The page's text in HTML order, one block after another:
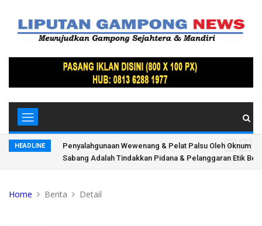
HEADLINE
Polres
Gas Andaman, Aceh, dan Masa Depan Diplomasi Energi
Indo-Pasifik
Home Berita Detail